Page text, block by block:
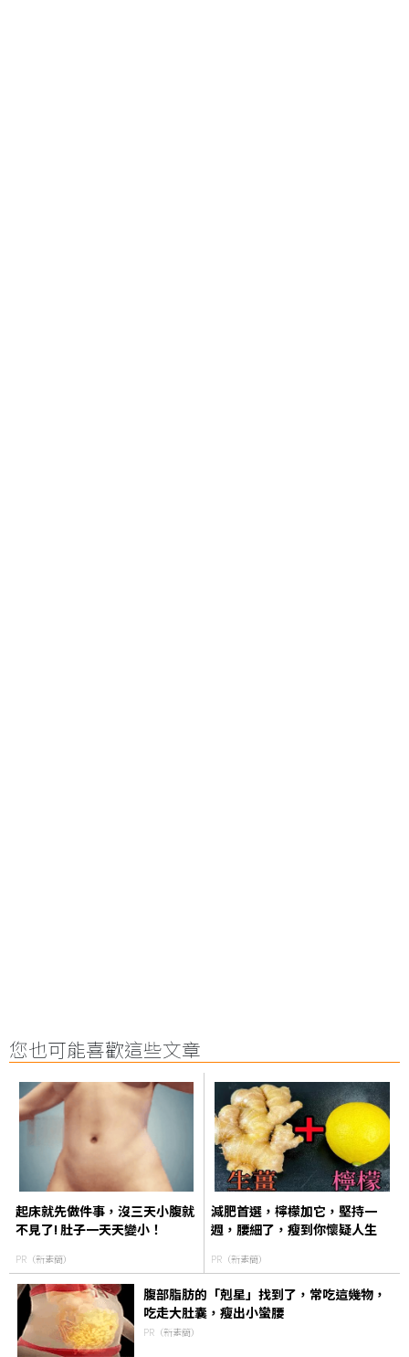
您也可能喜歡這些文章
起床就先做件事，沒三天小腹就
不見了! 肚子一天天變小！
PR（新素簡）
減肥首選，檸檬加它，堅持一
週，腰細了，瘦到你懷疑人生
PR（新素簡）
腹部脂肪的「剋星」找到了，常吃這幾物，
吃走大肚囊，瘦出小蠻腰
PR（新素簡）